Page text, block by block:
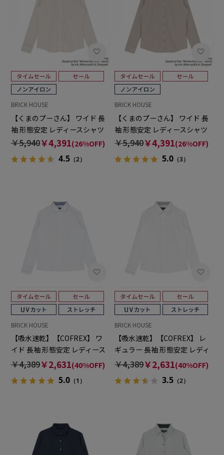
BRICK HOUSE
【くまのプーさん】 ワイド 長
袖 形態安定 レディースシャツ
￥5,940￥4,391(26%OFF)
4.5（2）
BRICK HOUSE
【くまのプーさん】 ワイド 長
袖 形態安定 レディースシャツ
￥5,940￥4,391(26%OFF)
5.0 （3）
BRICK HOUSE
【吸水速乾】【COFREX】 ワ
イド 長袖 形態安定 レディース
シャツ
￥4,389￥2,631(40%OFF)
5.0（1）
BRICK HOUSE
【吸水速乾】【COFREX】 レ
ギュラー 長袖 形態安定 レディ
ースシャツ
￥4,389￥2,631(40%OFF)
3.5 （2）